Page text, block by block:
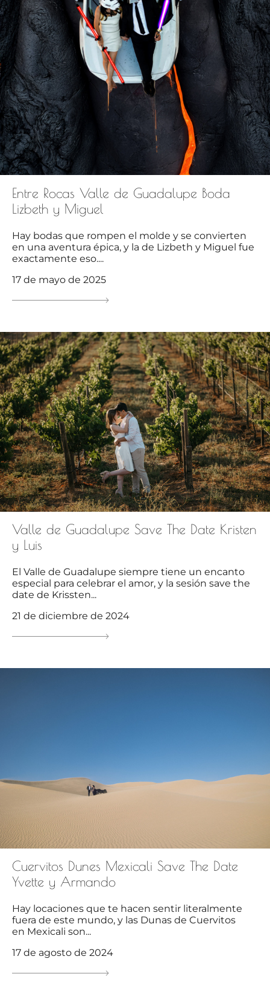
Entre Rocas Valle de Guadalupe Boda
Lizbeth y Miguel
Hay bodas que rompen el molde y se convierten
en una aventura épica, y la de Lizbeth y Miguel fue
exactamente eso....
17 de mayo de 2025
Valle de Guadalupe Save The Date Kristen
y Luis
El Valle de Guadalupe siempre tiene un encanto
especial para celebrar el amor, y la sesión save the
date de Krissten...
21 de diciembre de 2024
Cuervitos Dunes Mexicali Save The Date
Yvette y Armando
Hay locaciones que te hacen sentir literalmente
fuera de este mundo, y las Dunas de Cuervitos
en Mexicali son...
17 de agosto de 2024